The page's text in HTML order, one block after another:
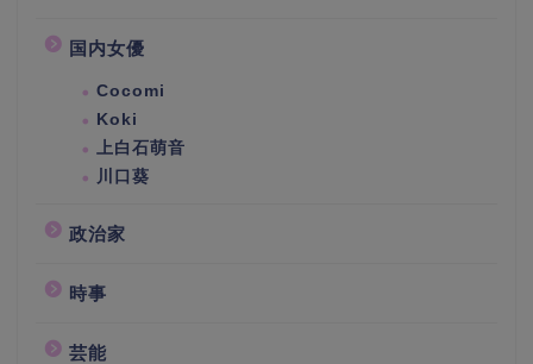
国内女優
Cocomi
Koki
上白石萌音
川口葵
政治家
時事
芸能